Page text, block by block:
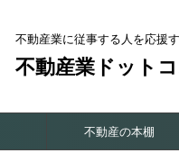
不動産業に従事する人を応援
不動産業ドット
不動産の本棚